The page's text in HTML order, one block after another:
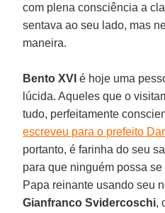
com plena consciência a
sentava ao seu lado, mas
maneira.
Bento XVI é hoje uma
lúcida. Aqueles que o
tudo, perfeitamente
escreveu para o prefeito
portanto, é farinha do seu
para que ninguém possa
Papa reinante usando seu
Gianfranco Svidercoschi,